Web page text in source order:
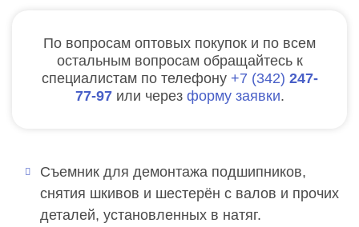
По вопросам оптовых покупок и по всем
остальным вопросам обращайтесь к
специалистам по телефону
7 342 247-
77-97 или через форму заявки.
Съемник для демонтажа подшипников,
снятия шкивов и шестерён с валов и прочих
деталей, установленных в натяг.